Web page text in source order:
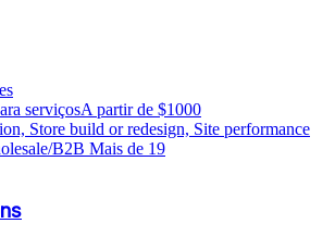
serviçosA partir de $1000
Store build or redesign, Site performance
B2B Mais de 19